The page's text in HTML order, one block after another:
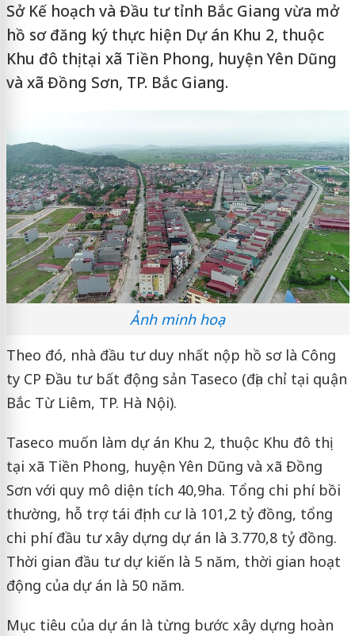
Sở Kế hoạch và Đầu tư tỉnh Bắc Giang vừa mở
hồ sơ đăng ký thực hiện Dự án Khu 2, thuộc
Khu đô thị tại xã Tiền Phong, huyện Yên Dũng
và xã Đồng Sơn, TP. Bắc Giang.
Ảnh minh hoạ
Theo đó, nhà đầu tư duy nhất nộp hồ sơ là Công
ty CP Đầu tư bất động sản Taseco (địa chỉ tại quận
Bắc Từ Liêm, TP. Hà Nội).
Taseco muốn làm dự án Khu 2, thuộc Khu đô thị
tại xã Tiền Phong, huyện Yên Dũng và xã Đồng
Sơn với quy mô diện tích 40,9ha. Tổng chi phí bồi
thường, hỗ trợ tái định cư là 101,2 tỷ đồng, tổng
chi phí đầu tư xây dựng dự án là 3.770,8 tỷ đồng.
Thời gian đầu tư dự kiến là 5 năm, thời gian hoạt
động của dự án là 50 năm.
Mục tiêu của dự án là từng bước xây dựng hoàn